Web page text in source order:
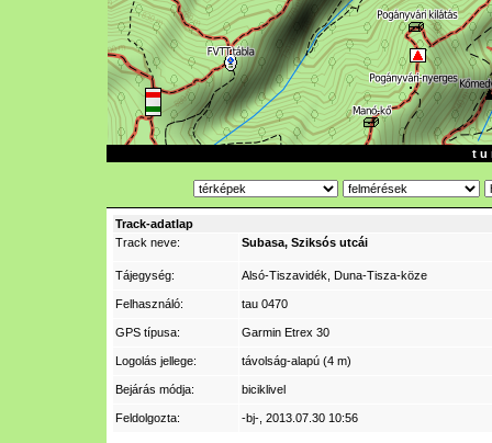
t u
Track-adatlap
Track neve:
Subasa, Sziksós utcái
Tájegység: Alsó-Tiszavidék, Duna-Tisza-köze
Felhasználó: tau 0470
GPS típusa: Garmin Etrex 30
Logolás jellege: távolság-alapú (4 m)
Bejárás módja: biciklivel
Feldolgozta: -bj- , 2013.07.30 10:56